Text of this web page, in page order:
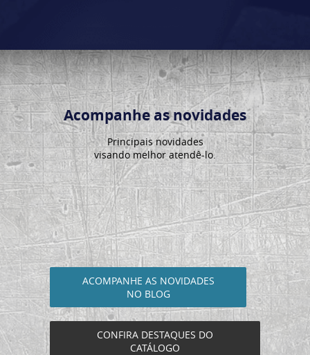
Acompanhe as novidades
Principais novidades
visando melhor atendê-lo.
ACOMPANHE AS NOVIDADES
NO BLOG
CONFIRA DESTAQUES DO
CATÁLOGO